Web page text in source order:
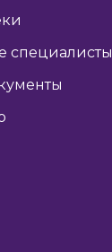
специалисты